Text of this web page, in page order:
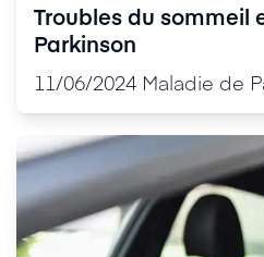
Troubles du sommeil
Parkinson
11/06/2024 Maladie de